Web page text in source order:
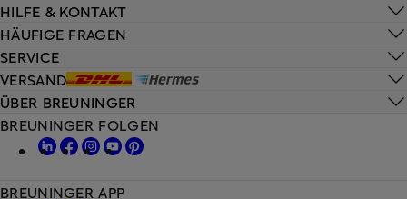
HILFE & KONTAKT
HÄUFIGE FRAGEN
SERVICE
VERSAND
ÜBER BREUNINGER
BREUNINGER FOLGEN
BREUNINGER APP